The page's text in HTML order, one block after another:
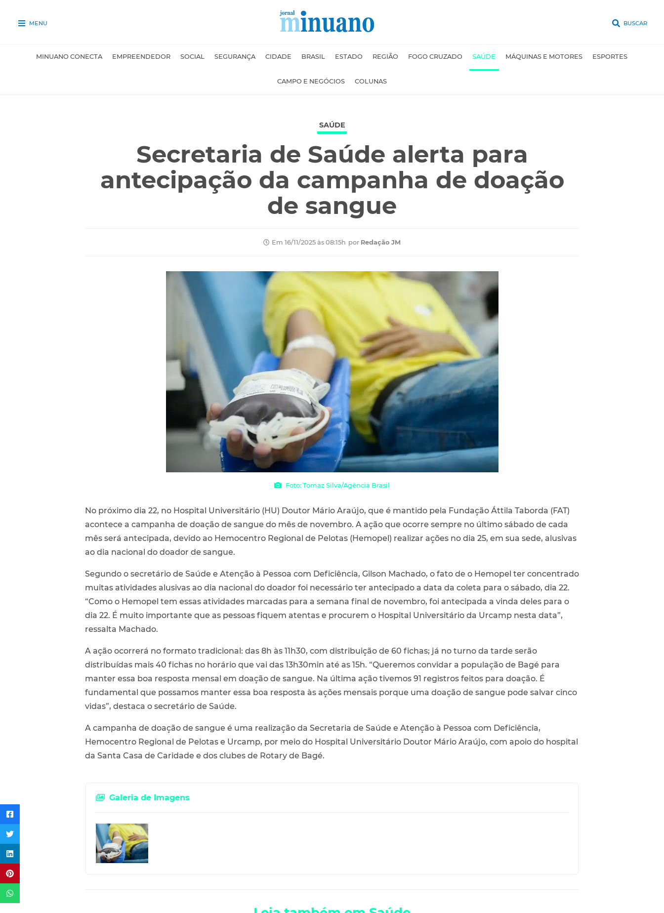
MENU BUSCAR
MINUANO CONECTA EMPREENDEDOR SOCIAL SEGURANÇA CIDADE BRASIL ESTADO REGIÃO FOGO CRUZADO SAÚDE MÁQUINAS E MOTORES ESPORTES
CAMPO E NEGÓCIOS COLUNAS
SAÚDE
Secretaria de Saúde alerta para
antecipação da campanha de doação
de sangue
Em 16/11/2025 às 08:15h por Redação JM
Foto: Tomaz Silva/Agência Brasil
No próximo dia 22, no Hospital Universitário (HU) Doutor Mário Araújo, que é mantido pela Fundação Áttila Taborda (FAT)
acontece a campanha de doação de sangue do mês de novembro. A ação que ocorre sempre no último sábado de cada
mês será antecipada, devido ao Hemocentro Regional de Pelotas (Hemopel) realizar ações no dia 25, em sua sede, alusivas
ao dia nacional do doador de sangue.
Segundo o secretário de Saúde e Atenção à Pessoa com Deficiência, Gilson Machado, o fato de o Hemopel ter concentrado
muitas atividades alusivas ao dia nacional do doador foi necessário ter antecipado a data da coleta para o sábado, dia 22.
“Como o Hemopel tem essas atividades marcadas para a semana final de novembro, foi antecipada a vinda deles para o
dia 22. É muito importante que as pessoas fiquem atentas e procurem o Hospital Universitário da Urcamp nesta data”,
ressalta Machado.
A ação ocorrerá no formato tradicional: das 8h às 11h30, com distribuição de 60 fichas; já no turno da tarde serão
distribuídas mais 40 fichas no horário que vai das 13h30min até as 15h. “Queremos convidar a população de Bagé para
manter essa boa resposta mensal em doação de sangue. Na última ação tivemos 91 registros feitos para doação. É
fundamental que possamos manter essa boa resposta às ações mensais porque uma doação de sangue pode salvar cinco
vidas”, destaca o secretário de Saúde.
A campanha de doação de sangue é uma realização da Secretaria de Saúde e Atenção à Pessoa com Deficiência,
Hemocentro Regional de Pelotas e Urcamp, por meio do Hospital Universitário Doutor Mário Araújo, com apoio do hospital
da Santa Casa de Caridade e dos clubes de Rotary de Bagé.
Galeria de Imagens